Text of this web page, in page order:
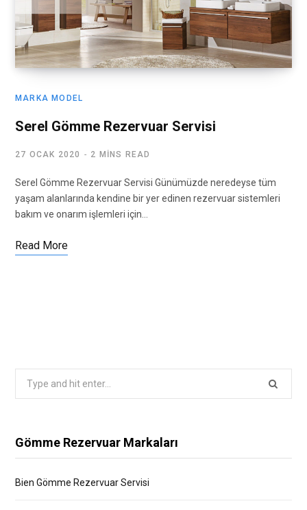
MARKA MODEL
Serel Gömme Rezervuar Servisi
27 OCAK 2020 2 MINS READ
Serel Gömme Rezervuar Servisi Günümüzde neredeyse tüm
yaşam alanlarında kendine bir yer edinen rezervuar sistemleri
bakım ve onarım işlemleri için…
Read More
Gömme Rezervuar Markaları
Bien Gömme Rezervuar Servisi